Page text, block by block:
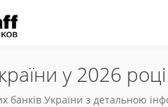
у 2026 році
банків України з детальною